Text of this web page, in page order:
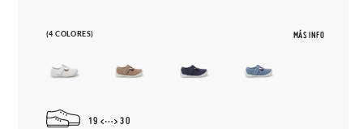
(4 COLORES) MÁS INFO
19 30